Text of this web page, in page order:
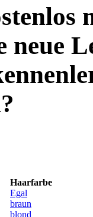
neue
Haarfarbe
Egal
braun
blond